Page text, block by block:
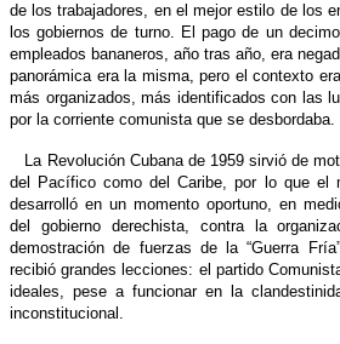
de los trabajadores, en el mejor estilo de los
los gobiernos de turno. El pago de un
empleados bananeros, año tras año, era
panorámica era la misma, pero el contexto
más organizados, más identificados con las
por la corriente comunista que se desbordaba.
La Revolución Cubana de 1959 sirvió de
del Pacífico como del Caribe, por lo que el
desarrolló en un momento oportuno, en
del gobierno derechista, contra la
demostración de fuerzas de la “Guerra
recibió grandes lecciones: el partido
ideales, pese a funcionar en la
inconstitucional.